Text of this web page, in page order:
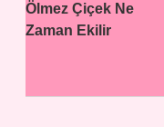
Ölmez Çiçek Ne
Zaman Ekilir